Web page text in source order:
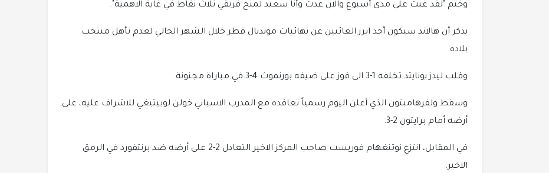
وختم "لقد غبت على مدى أسبوع والان عدت وأنا سعيد لمنح فريقي ثلاث نقاط في غاية الاهمية".
يذكر أن هالاند سيكون أحد ابرز الغائبين عن نهائيات مونديال قطر خلال الشهر الحالي لعدم تأهل منتخب
بلاده.
وقلب ليدز يونايتد تخلفه 1-3 الى فوز على ضيفه بورنموث 4-3 في مباراة مجنونة.
وسقط ولفرهامبتون الذي أعلن اليوم رسمياً تعاقده مع المدرب الاسباني خولن لوبيتيغي للاشراف عليه، على
أرضه أمام برايتون 2-3.
في المقابل، انتزع نوتنغهام فوريست صاحب المركز الاخير التعادل 2-2 على أرضه ضد برنتفورد في الرمق
الاخير.